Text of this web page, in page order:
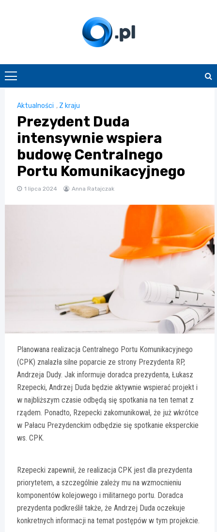
O.pl
Aktualności , Z kraju
Prezydent Duda
intensywnie wspiera
budowę Centralnego
Portu Komunikacyjnego
1 lipca 2024 Anna Ratajczak
Planowana realizacja Centralnego Portu Komunikacyjnego
(CPK) znalazła silne poparcie ze strony Prezydenta RP,
Andrzeja Dudy. Jak informuje doradca prezydenta, Łukasz
Rzepecki, Andrzej Duda będzie aktywnie wspierać projekt i
w najbliższym czasie odbędą się spotkania na ten temat z
rządem. Ponadto, Rzepecki zakomunikował, że już wkrótce
w Pałacu Prezydenckim odbędzie się spotkanie eksperckie
ws. CPK.
Rzepecki zapewnił, że realizacja CPK jest dla prezydenta
priorytetem, a szczególnie zależy mu na wzmocnieniu
komponentów kolejowego i militarnego portu. Doradca
prezydenta podkreślił także, że Andrzej Duda oczekuje
konkretnych informacji na temat postępów w tym projekcie.